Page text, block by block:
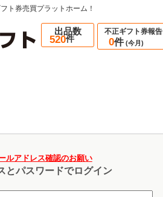
ト券売買プラットホーム！
出品数
520件
不正ギフト券報告
0件 (今月)
ルアドレス確認のお願い
とパスワードでログイン